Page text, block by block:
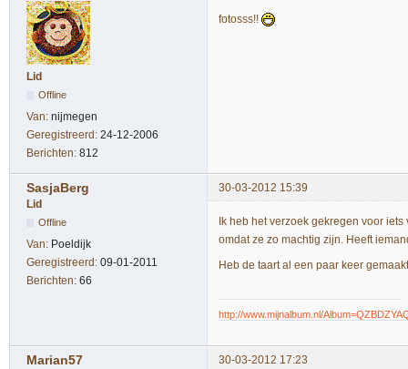
Lid
Offline
Van: nijmegen
Geregistreerd: 24-12-2006
Berichten: 812
fotosss!!
SasjaBerg
30-03-2012 15:39
Lid
Offline
Van: Poeldijk
Geregistreerd: 09-01-2011
Berichten: 66
Ik heb het verzoek gekregen voor
omdat ze zo machtig zijn. Heeft
Heb de taart al een paar keer
http://www.mijnalbum.nl/
Marian57 30-03-2012 17:23